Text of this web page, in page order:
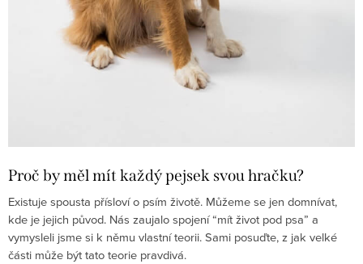
Proč by měl mít každý pejsek svou hračku?
Existuje spousta přísloví o psím životě. Můžeme se jen domnívat,
kde je jejich původ. Nás zaujalo spojení “mít život pod psa” a
vymysleli jsme si k němu vlastní teorii. Sami posuďte, z jak velké
části může být tato teorie pravdivá.